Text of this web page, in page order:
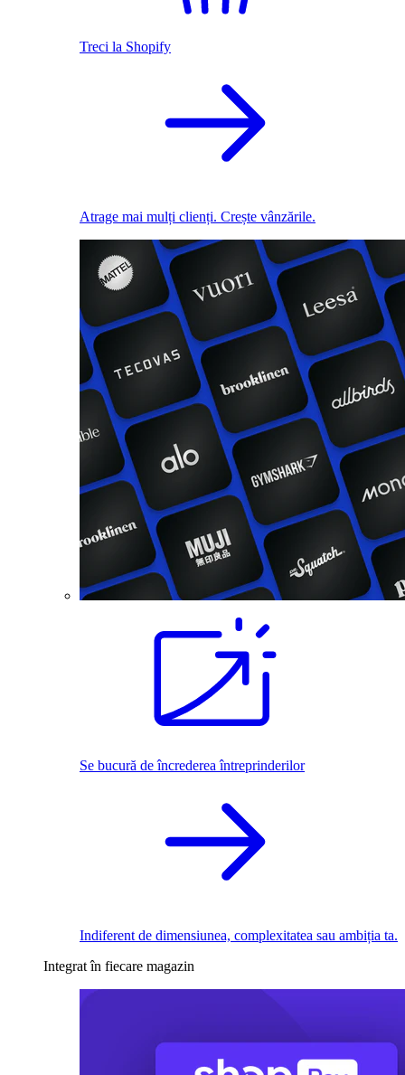
Treci la Shopify
Atrage mai mulți clienți. Crește vânzările.
Se bucură de încrederea întreprinderilor
Indiferent de dimensiunea, complexitatea sau ambiția ta.
Integrat în fiecare magazin